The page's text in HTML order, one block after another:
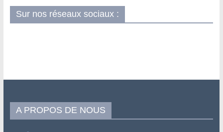
Sur nos réseaux sociaux :
A PROPOS DE NOUS